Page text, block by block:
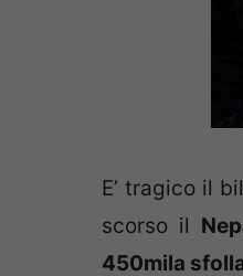
E’ tragico il
scorso il
450mila